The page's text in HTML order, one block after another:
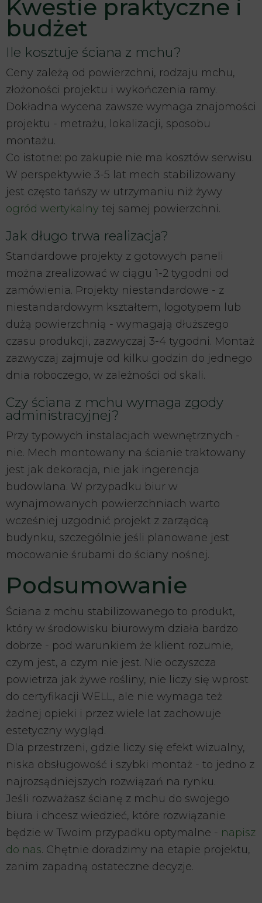
Kwestie praktyczne i
budżet
Ile kosztuje ściana z mchu?
Ceny zależą od powierzchni, rodzaju mchu,
złożoności projektu i wykończenia ramy.
Dokładna wycena zawsze wymaga znajomości
projektu - metrażu, lokalizacji, sposobu
montażu.
Co istotne: po zakupie nie ma kosztów serwisu.
W perspektywie 3-5 lat mech stabilizowany
jest często tańszy w utrzymaniu niż żywy
ogród wertykalny tej samej powierzchni.
Jak długo trwa realizacja?
Standardowe projekty z gotowych paneli
można zrealizować w ciągu 1-2 tygodni od
zamówienia. Projekty niestandardowe - z
niestandardowym kształtem, logotypem lub
dużą powierzchnią - wymagają dłuższego
czasu produkcji, zazwyczaj 3-4 tygodni. Montaż
zazwyczaj zajmuje od kilku godzin do jednego
dnia roboczego, w zależności od skali.
Czy ściana z mchu wymaga zgody
administracyjnej?
Przy typowych instalacjach wewnętrznych -
nie. Mech montowany na ścianie traktowany
jest jak dekoracja, nie jak ingerencja
budowlana. W przypadku biur w
wynajmowanych powierzchniach warto
wcześniej uzgodnić projekt z zarządcą
budynku, szczególnie jeśli planowane jest
mocowanie śrubami do ściany nośnej.
Podsumowanie
Ściana z mchu stabilizowanego to produkt,
który w środowisku biurowym działa bardzo
dobrze - pod warunkiem że klient rozumie,
czym jest, a czym nie jest. Nie oczyszcza
powietrza jak żywe rośliny, nie liczy się wprost
do certyfikacji WELL, ale nie wymaga też
żadnej opieki i przez wiele lat zachowuje
estetyczny wygląd.
Dla przestrzeni, gdzie liczy się efekt wizualny,
niska obsługowość i szybki montaż - to jedno z
najrozsądniejszych rozwiązań na rynku.
Jeśli rozważasz ścianę z mchu do swojego
biura i chcesz wiedzieć, które rozwiązanie
będzie w Twoim przypadku optymalne - napisz
do nas. Chętnie doradzimy na etapie projektu,
zanim zapadną ostateczne decyzje.